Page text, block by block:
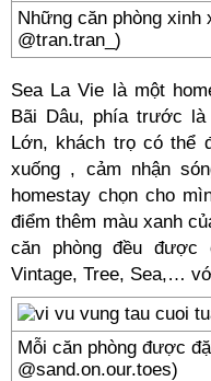
Những căn phòng xinh
@tran.tran_)
Sea La Vie là một
Bãi Dâu, phía trước
Lớn, khách trọ có thể
xuống , cảm nhận
homestay chọn cho
điểm thêm màu xanh
căn phòng đều được
Vintage, Tree, Sea,…
Mỗi căn phòng được
@sand.on.our.toes)